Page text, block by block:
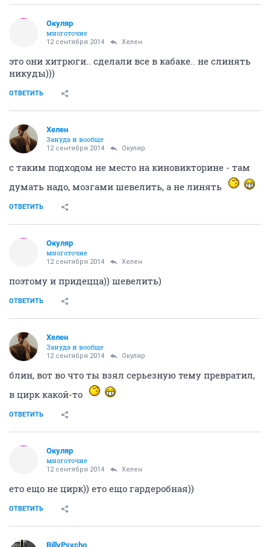
Окуляр
многоточие
12 сентября 2014 Хелен
это они хитрюги.. сделали все в кабаке.. не слинять
никуды)))
ОТВЕТИТЬ
Хелен
Зануда и вообще
12 сентября 2014 Окуляр
с таким подходом не место на киновикторине - там
думать надо, мозгами шевелить, а не линять
ОТВЕТИТЬ
Окуляр
многоточие
12 сентября 2014 Хелен
поэтому и придецца)) шевелить)
ОТВЕТИТЬ
Хелен
Зануда и вообще
12 сентября 2014 Окуляр
блин, вот во что ты взял серьезную тему превратил,
в цирк какой-то
ОТВЕТИТЬ
Окуляр
многоточие
12 сентября 2014 Хелен
ето ещо не цирк)) ето ещо гардеробная))
ОТВЕТИТЬ
BillyPsycho